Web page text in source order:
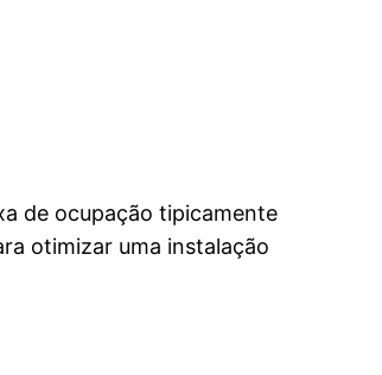
de ocupação tipicamente
otimizar uma instalação